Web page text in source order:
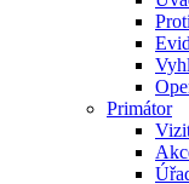
Primátor